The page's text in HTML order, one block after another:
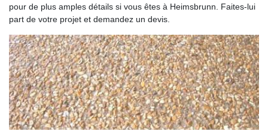
pour de plus amples détails si vous êtes à Heimsbrunn. Faites-lui
part de votre projet et demandez un devis.